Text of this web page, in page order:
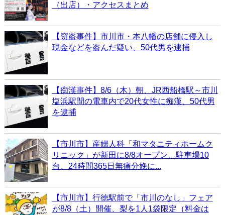
（出店）・アクセスまとめ
【窃盗事件】市川市・本八幡の店舗に侵入し
現金などを盗んだ疑い、50代男を逮捕
【痴漢事件】8/6（木）朝、JR西船橋駅～市川
塩浜駅間の電車内で20代女性に痴漢、50代男
を逮捕
【市川市】産婦人科「和マタニティホームク
リニック」が新田に8/8オープン、駐車場10
台、24時間365日無痛分娩に...
【市川市】行徳駅前で「市川のなし」フェア
が8/8（土）開催、梨を1人1袋限定（料金は